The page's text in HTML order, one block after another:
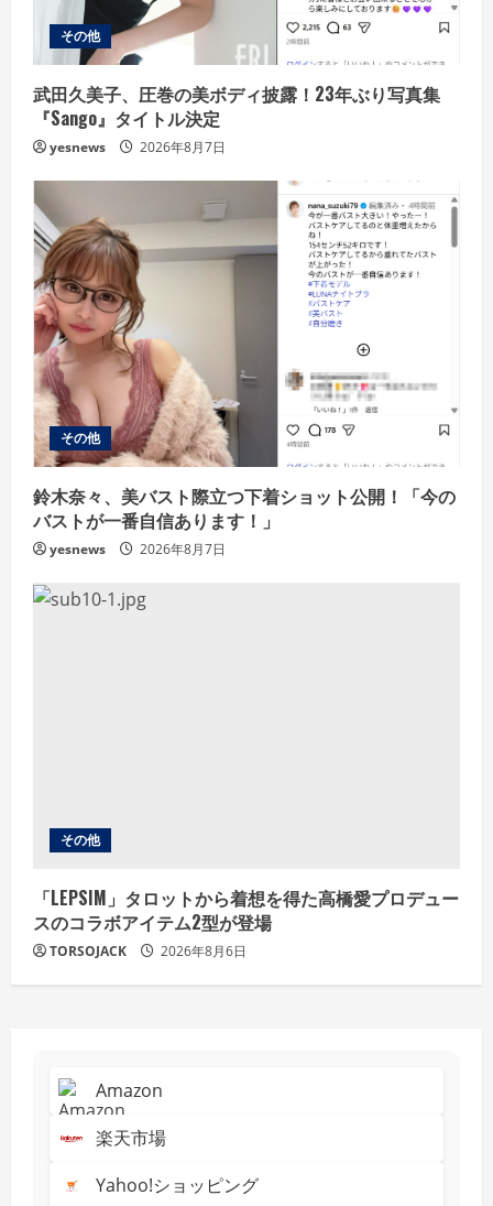
n
g
その他
武田久美子、圧巻の美ボディ披露！23年ぶり写真集
『Sango』タイトル決定
yesnews 2026年8月7日
その他
鈴木奈々、美バスト際立つ下着ショット公開！「今の
バストが一番自信あります！」
yesnews 2026年8月7日
その他
「LEPSIM」タロットから着想を得た高橋愛プロデュー
スのコラボアイテム2型が登場
TORSOJACK 2026年8月6日
Amazon
楽天市場
Yahoo!ショッピング